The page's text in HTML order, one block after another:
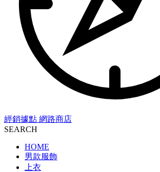
經銷據點 網路商店
SEARCH
HOME
男款服飾
上衣